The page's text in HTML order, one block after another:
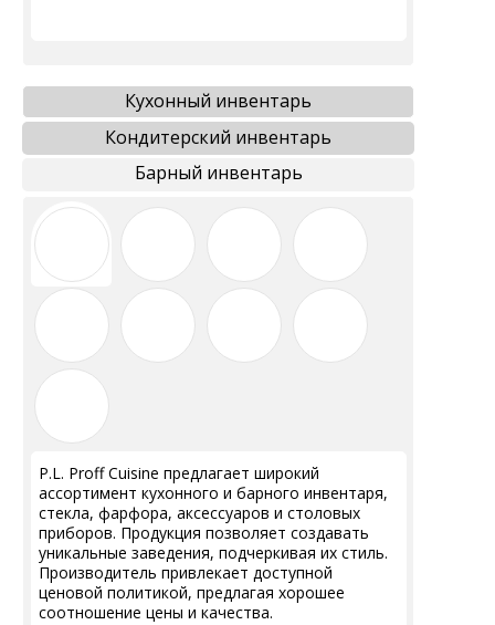
P.L. Proff Cuisine предлагает широкий
ассортимент кухонного и барного инвентаря,
стекла, фарфора, аксессуаров и столовых
приборов. Продукция позволяет создавать
уникальные заведения, подчеркивая их стиль.
Производитель привлекает доступной
ценовой политикой, предлагая хорошее
соотношение цены и качества.
Кухонный инвентарь
Кондитерский инвентарь
Барный инвентарь
СПЕЦПРЕДЛОЖЕНИЯ
ПОЛЕЗНАЯ ИНФОРМАЦИЯ
АКЦИИ
Бренды
Для HoReCa
Для Retail
Автоматизация
О Компании
Сотрудничество
Оплата и Доставка
Профессиональная химия
Одноразовая посуда и упаковка
Звуковое оборудование
Оборудование
Мебель из нержавеющей стали